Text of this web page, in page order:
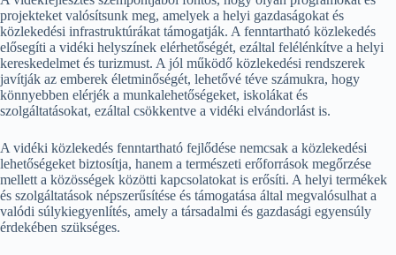
projekteket valósítsunk meg, amelyek a helyi gazdaságokat és
közlekedési infrastruktúrákat támogatják. A fenntartható közlekedés
elősegíti a vidéki helyszínek elérhetőségét, ezáltal felélénkítve a helyi
kereskedelmet és turizmust. A jól működő közlekedési rendszerek
javítják az emberek életminőségét, lehetővé téve számukra, hogy
könnyebben elérjék a munkalehetőségeket, iskolákat és
szolgáltatásokat, ezáltal csökkentve a vidéki elvándorlást is.
A vidéki közlekedés fenntartható fejlődése nemcsak a közlekedési
lehetőségeket biztosítja, hanem a természeti erőforrások megőrzése
mellett a közösségek közötti kapcsolatokat is erősíti. A helyi termékek
és szolgáltatások népszerűsítése és támogatása által megvalósulhat a
valódi súlykiegyenlítés, amely a társadalmi és gazdasági egyensúly
érdekében szükséges.